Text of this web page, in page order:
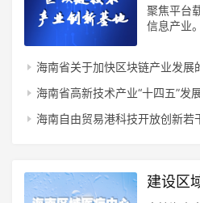
聚焦平台
信息产业
海南省关于加快区块链产业发展
海南省高新技术产业“十四五”发
海南自由贸易港科技开放创新若
建设区